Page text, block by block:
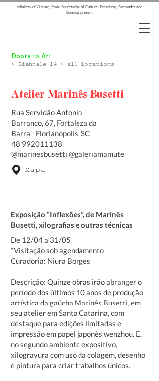
Ministry of Culture, State Secretariat of Culture, Petrobras, Santander and
Banrisul present
< Biennale 14 < all locations
Doors to Art
Atelier Marinês Busetti
Rua Servidão Antonio
Barranco, 67, Fortaleza da
Barra - Florianópolis, SC
48 992011138
@marinesbusetti @galeriamamute
Mapa
Exposição “Inflexões”, de Marinês
Busetti, xilografias e outras técnicas
De 12/04 a 31/05
*Visitação sob agendamento
Curadoria: Niura Borges
Descrição: Quinze obras irão abranger o
período dos últimos 10 anos de produção
artística da gaúcha Marinês Busetti, em
seu atelier em Santa Catarina, com
destaque para edições limitadas e
impressão em papel japonês wenzhou. E,
no segundo ambiente expositivo,
xilogravura com uso da colagem, desenho
e pintura para criar trabalhos únicos.